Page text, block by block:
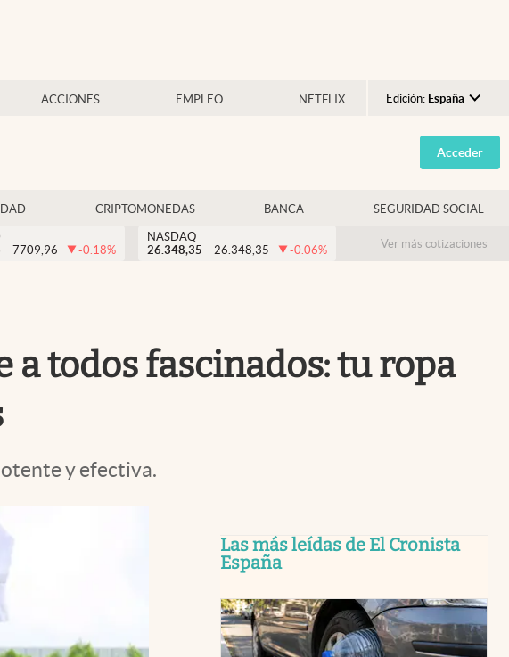
ACCIONES EMPLEO NETFLIX Edición: España
Argentina
España
USA
Colombia
Acceder
CRIPTOMONEDAS BANCA SEGURIDAD SOCIAL
7709,96 -0.18%
NASDAQ
26.348,35
26.348,35 -0.06% Ver más cotizaciones
a todos fascinados: tu ropa
y efectiva.
Las más leídas de El Cronista
España